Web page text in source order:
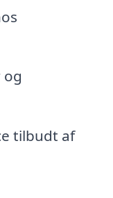
og
tilbudt af